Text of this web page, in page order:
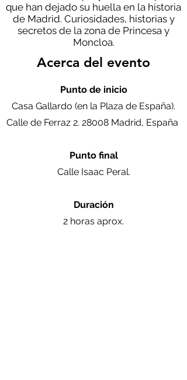
que han dejado su huella en la historia
de Madrid. Curiosidades, historias y
secretos de la zona de Princesa y
Moncloa.
Acerca del evento
Punto de inicio
Casa Gallardo (en la Plaza de España).
Calle de Ferraz 2. 28008 Madrid, España
Punto final
Calle Isaac Peral.
Duración
2 horas aprox.